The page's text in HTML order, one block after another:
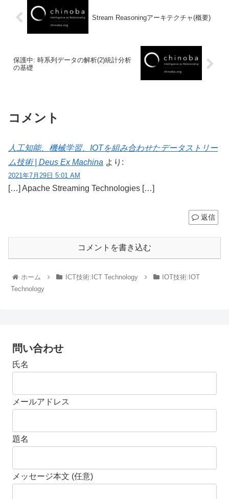
Stream Reasoningアーキテクチャ(概要)
保護中: 時系列データの解析(2)統計分析
の基礎
コメント
人工知能、機械学習、IOTを組み合わせたデータストリー
ム技術 | Deus Ex Machina より:
2021年7月29日 5:01 AM
[…] Apache Streaming Technologies […]
返信
コメントを書き込む
ホーム ICT技術:ICT Technology
IOT技術:IOT
Technology
問い合わせ
氏名
メールアドレス
題名
メッセージ本文 (任意)